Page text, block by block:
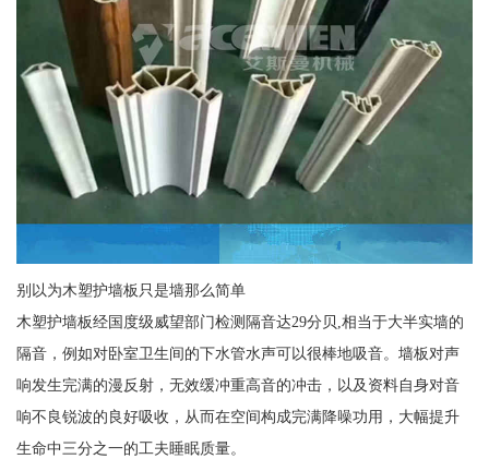
别以为木塑护墙板只是墙那么简单
木塑护墙板经国度级威望部门检测隔音达29分贝,相当于大半实墙的
隔音，例如对卧室卫生间的下水管水声可以很棒地吸音。墙板对声
响发生完满的漫反射，无效缓冲重高音的冲击，以及资料自身对音
响不良锐波的良好吸收，从而在空间构成完满降噪功用，大幅提升
生命中三分之一的工夫睡眠质量。